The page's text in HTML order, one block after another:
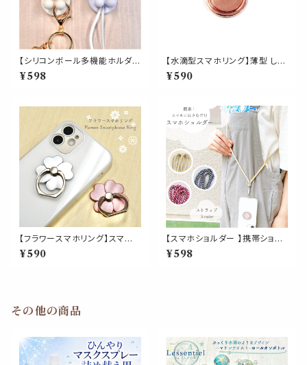
【シリコンボール多機能ホルダ
ー】１個 玉 歯ブラシ カミソリ 粘
着シール 浴室 洗面 貼り付け跡
¥598
【水滴型スマホリング】薄型 しず
く 雫 スマホスタンド スマートフ
ォン 片手操作 360度回転 強力
おしゃれ
¥590
【フラワースマホリング】スマホ
スタンド スマートフォン 携帯リ
ング 薄型 落下防止 ホールドリ
¥590
【スマホショルダー 】携帯ショル
ダー 肩掛け ストラップ 斜め掛
け ネックストラップ 携帯 手ぶら
¥598
その他の商品